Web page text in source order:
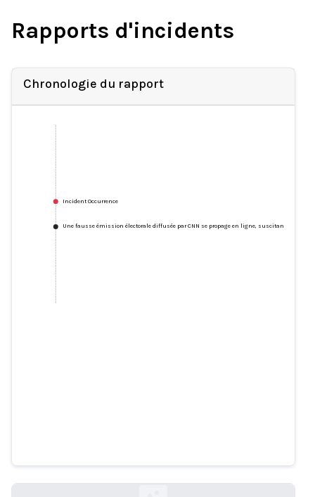
Rapports d'incidents
Chronologie du rapport
Incident Occurrence
Une fausse émission électorale diffusée par CNN se propage en ligne, suscitant de